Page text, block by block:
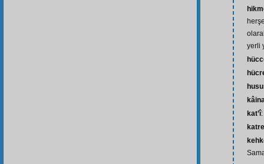
yerli
kat’î
katre